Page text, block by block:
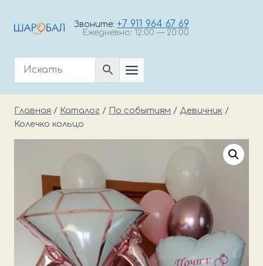
Звоните: +7 911 964 67 69
Ежедневно: 12:00 — 20:00
Главная / Каталог / По событиям / Девичник /
Колечко кольцо